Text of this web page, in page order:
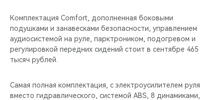
Комплектация Comfort, дополненная боковыми
подушками и занавесками безопасности, управлением
аудиосистемой на руле, парктроником, подогревом и
регулировкой передних сидений стоит в сентябре 465
тысяч рублей.
Самая полная комплектация, с электроусилителем руля
вместо гидравлического, системой ABS, 8 динамиками,